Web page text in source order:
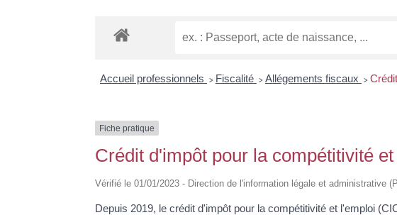
Accueil professionnels > Fiscalité > Allégements fiscaux >
Fiche pratique
Crédit d'impôt pour la compétitivité
Vérifié le 01/01/2023 - Direction de l'information légale et administrative
Depuis 2019, le crédit d'impôt pour la compétitivité et l'emploi